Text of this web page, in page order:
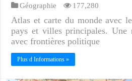
Géographie 177,280
Atlas et carte du monde avec
pays et villes principales. Une
avec frontières politique
Plus d Informations »